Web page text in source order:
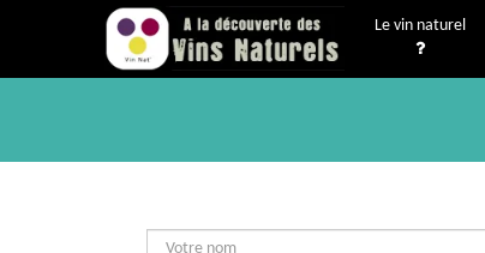
Le vin naturel